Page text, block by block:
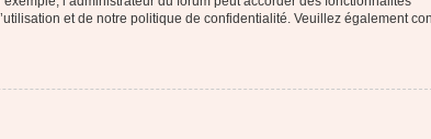
et de notre politique de confidentialité. Veuillez également